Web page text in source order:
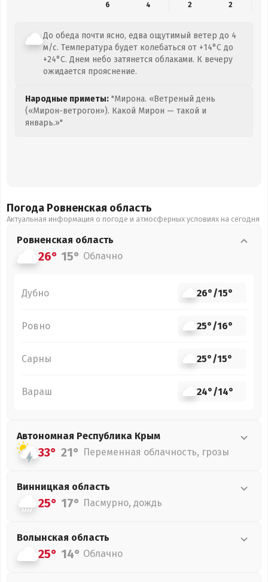
6
4 2 2
До обеда почти ясно, едва ощутимый ветер до 4
м/с. Температура будет колебаться от +14°C до
+24°C. Днем небо затянется облаками. К вечеру
ожидается прояснение.
Народные приметы: "Мирона. «Ветреный день
(«Мирон-ветрогон»). Какой Мирон — такой и
январь.»"
Погода Ровненская область
Актуальная информация о погоде и атмосферных условиях на сегодня
Ровненская область
26° 15° Облачно
Дубно 26°/15°
Ровно 25°/16°
Сарны 25°/15°
Вараш 24°/14°
Автономная Республика Крым
33° 21° Переменная облачность, грозы
Винницкая область
25° 17° Пасмурно, дождь
Волынская область
25° 14° Облачно